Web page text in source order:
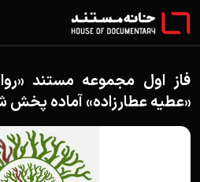
فاز اول مجموعه مستند
«عطیه عطارزاده» آماده پخش